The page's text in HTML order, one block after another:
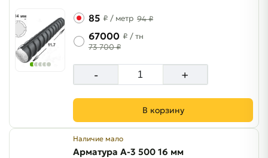
85 ₽ / метр 94 ₽
67000 ₽ / тн
73 700 ₽
- +
В корзину
Наличие мало
Арматура A-3 500 16 мм